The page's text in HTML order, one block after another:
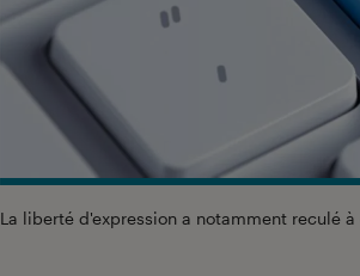
La liberté d'expression a notamment reculé à